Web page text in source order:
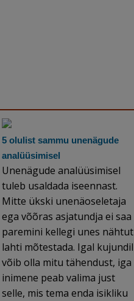
5 olulist sammu unenägude
analüüsimisel
Unenägude analüüsimisel
tuleb usaldada iseennast.
Mitte ükski unenäoseletaja
ega võõras asjatundja ei saa
paremini kellegi unes nähtut
lahti mõtestada. Igal kujundil
võib olla mitu tähendust, iga
inimene peab valima just
selle, mis tema enda isikliku